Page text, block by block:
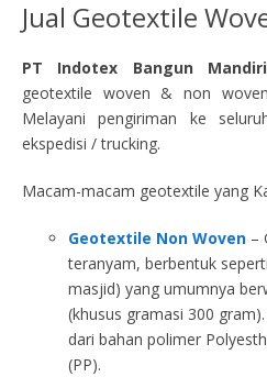
Jual Geotextile
PT Indotex Bangun Mandiri
geotextile woven & non
Melayani pengiriman ke
ekspedisi / trucking.
Macam-macam geotextile yang
Geotextile Non Woven –
teranyam, berbentuk
masjid) yang umumnya
(khusus gramasi 300
dari bahan polimer
(PP).